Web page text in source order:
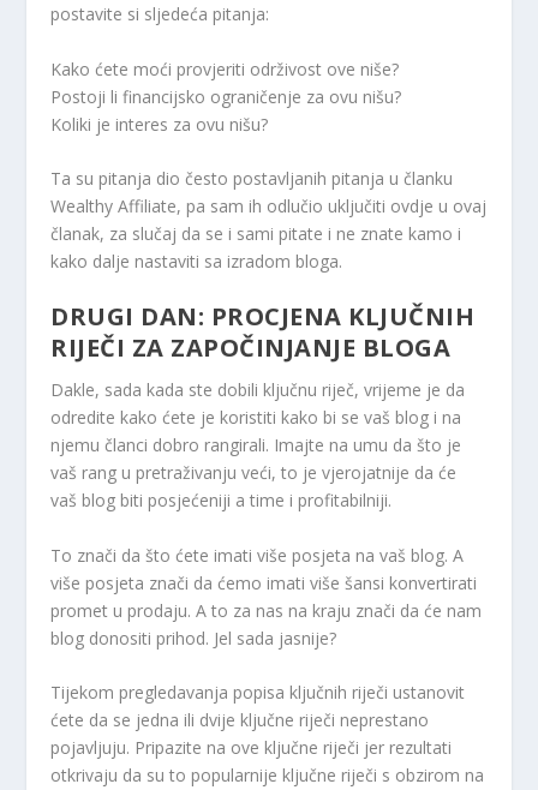
postavite si sljedeća pitanja:
Kako ćete moći provjeriti održivost ove niše?
Postoji li financijsko ograničenje za ovu nišu?
Koliki je interes za ovu nišu?
Ta su pitanja dio često postavljanih pitanja u članku
Wealthy Affiliate, pa sam ih odlučio uključiti ovdje u ovaj
članak, za slučaj da se i sami pitate i ne znate kamo i
kako dalje nastaviti sa izradom bloga.
DRUGI DAN: PROCJENA KLJUČNIH
RIJEČI ZA ZAPOČINJANJE BLOGA
Dakle, sada kada ste dobili ključnu riječ, vrijeme je da
odredite kako ćete je koristiti kako bi se vaš blog i na
njemu članci dobro rangirali. Imajte na umu da što je
vaš rang u pretraživanju veći, to je vjerojatnije da će
vaš blog biti posjećeniji a time i profitabilniji.
To znači da što ćete imati više posjeta na vaš blog. A
više posjeta znači da ćemo imati više šansi konvertirati
promet u prodaju. A to za nas na kraju znači da će nam
blog donositi prihod. Jel sada jasnije?
Tijekom pregledavanja popisa ključnih riječi ustanovit
ćete da se jedna ili dvije ključne riječi neprestano
pojavljuju. Pripazite na ove ključne riječi jer rezultati
otkrivaju da su to popularnije ključne riječi s obzirom na